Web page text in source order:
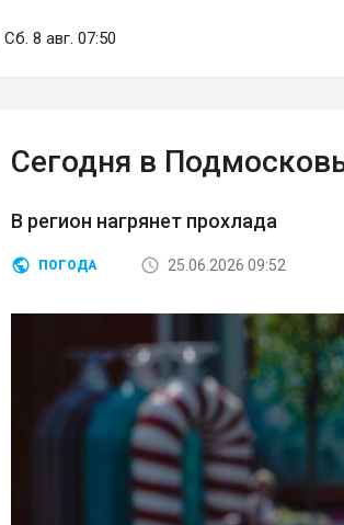
Сб. 8 авг. 07:50
Сегодня в
В регион нагрянет прохлада
ПОГОДА 25.06.2026 09:52